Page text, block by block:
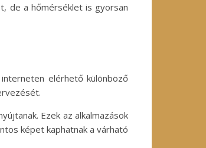
de a hőmérséklet is gyorsan
elérhető különböző
Ezek az alkalmazások
képet kaphatnak a várható